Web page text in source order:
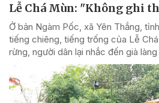
Lễ Chá Mùn: "Không ghi
Ở bản Ngàm Pốc, xã Yên Thắng,
tiếng chiêng, tiếng trống của Lễ
rừng, người dân lại nhắc đến già